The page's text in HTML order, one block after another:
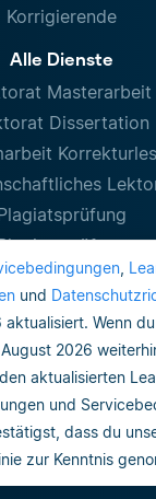
,
und
aktualisiert. Wenn
2026
aktualisierten
und
dass du
zur Kenntnis
Korrigierende
Alle Dienste
Masterarbeit
Dissertation
Kontakt